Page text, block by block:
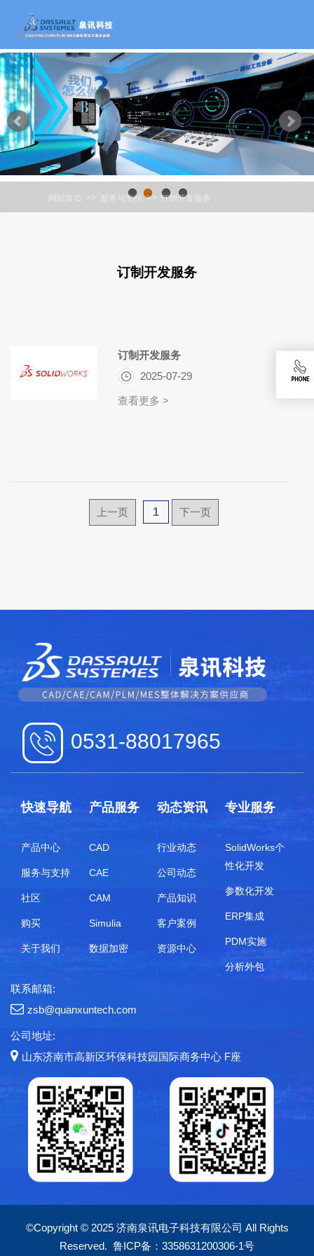
1 2 3 4
网站首页 >> 服务与支持 >> 订制开发服务
订制开发服务
订制开发服务
2025-07-29
查看更多 >
上一页 1 下一页
0531-88017965
快速导航
产品中心
服务与支持
社区
购买
关于我们
产品服务
CAD
CAE
CAM
Simulia
数据加密
动态资讯
行业动态
公司动态
产品知识
客户案例
资源中心
专业服务
SolidWorks个
性化开发
参数化开发
ERP集成
PDM实施
分析外包
联系邮箱:
zsb@quanxuntech.com
公司地址:
山东济南市高新区环保科技园国际商务中心 F座
©Copyright © 2025 济南泉讯电子科技有限公司 All Rights
Reserved. 鲁ICP备：3358631200306-1号